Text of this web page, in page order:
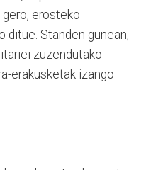
gero, erosteko
ditue. Standen gunean,
zuzendutako
erakusketak izango